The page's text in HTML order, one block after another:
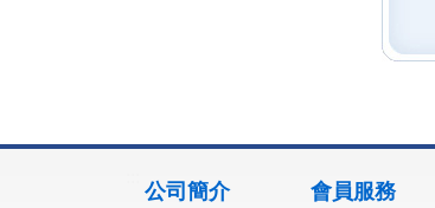
公司簡介 會員服務